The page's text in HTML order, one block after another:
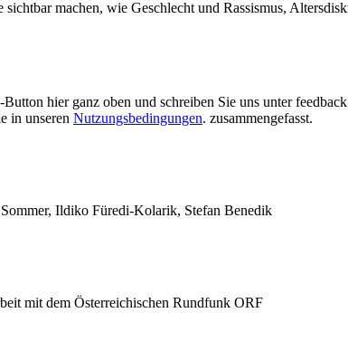
machen, wie Geschlecht und Rassismus,
hier ganz oben und schreiben Sie uns unter
in unseren Nutzungsbedingungen. zusammengefasst.
Ildiko Füredi-Kolarik, Stefan Benedik
mit dem Österreichischen Rundfunk ORF